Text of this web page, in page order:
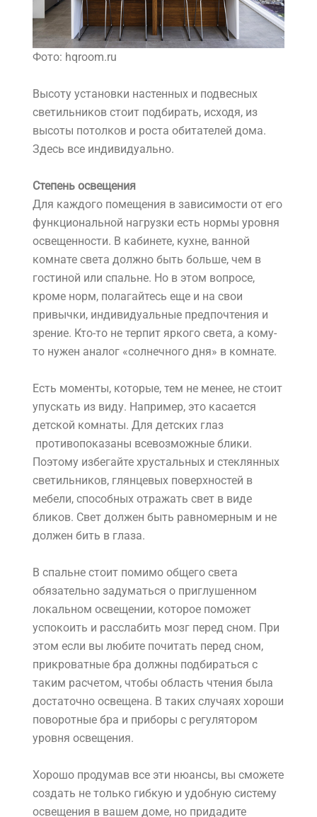
Фото: hqroom.ru
Высоту установки настенных и подвесных
светильников стоит подбирать, исходя, из
высоты потолков и роста обитателей дома.
Здесь все индивидуально.
Степень освещения
Для каждого помещения в зависимости от его
функциональной нагрузки есть нормы уровня
освещенности. В кабинете, кухне, ванной
комнате света должно быть больше, чем в
гостиной или спальне. Но в этом вопросе,
кроме норм, полагайтесь еще и на свои
привычки, индивидуальные предпочтения и
зрение. Кто-то не терпит яркого света, а кому-
то нужен аналог «солнечного дня» в комнате.
Есть моменты, которые, тем не менее, не стоит
упускать из виду. Например, это касается
детской комнаты. Для детских глаз
противопоказаны всевозможные блики.
Поэтому избегайте хрустальных и стеклянных
светильников, глянцевых поверхностей в
мебели, способных отражать свет в виде
бликов. Свет должен быть равномерным и не
должен бить в глаза.
В спальне стоит помимо общего света
обязательно задуматься о приглушенном
локальном освещении, которое поможет
успокоить и расслабить мозг перед сном. При
этом если вы любите почитать перед сном,
прикроватные бра должны подбираться с
таким расчетом, чтобы область чтения была
достаточно освещена. В таких случаях хороши
поворотные бра и приборы с регулятором
уровня освещения.
Хорошо продумав все эти нюансы, вы сможете
создать не только гибкую и удобную систему
освещения в вашем доме, но придадите